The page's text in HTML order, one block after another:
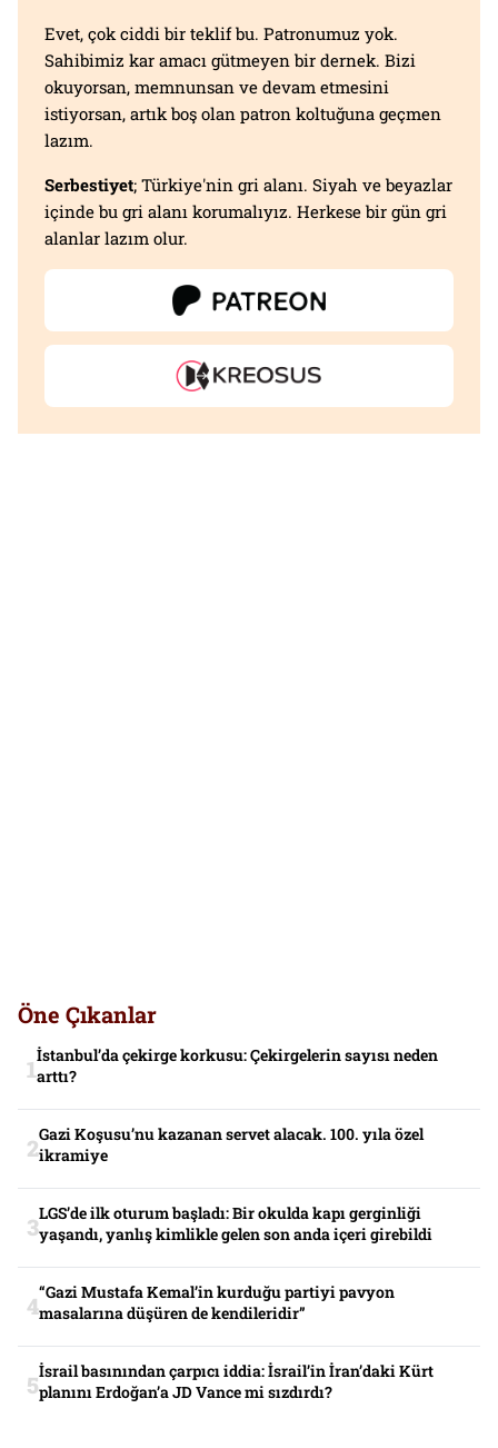
Evet, çok ciddi bir teklif bu. Patronumuz yok.
Sahibimiz kar amacı gütmeyen bir dernek. Bizi
okuyorsan, memnunsan ve devam etmesini
istiyorsan, artık boş olan patron koltuğuna geçmen
lazım.
Serbestiyet; Türkiye'nin gri alanı. Siyah ve beyazlar
içinde bu gri alanı korumalıyız. Herkese bir gün gri
alanlar lazım olur.
Öne Çıkanlar
İstanbul’da çekirge korkusu: Çekirgelerin sayısı neden
arttı?
Gazi Koşusu’nu kazanan servet alacak. 100. yıla özel
ikramiye
LGS’de ilk oturum başladı: Bir okulda kapı gerginliği
yaşandı, yanlış kimlikle gelen son anda içeri girebildi
“Gazi Mustafa Kemal’in kurduğu partiyi pavyon
masalarına düşüren de kendileridir”
İsrail basınından çarpıcı iddia: İsrail’in İran’daki Kürt
planını Erdoğan’a JD Vance mi sızdırdı?